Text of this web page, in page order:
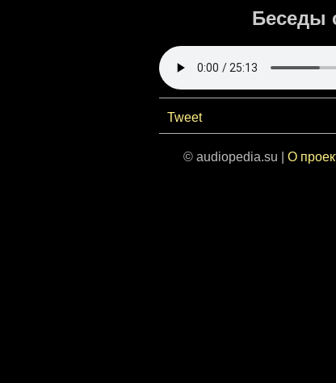
Беседы
Tweet
© audiopedia.su | О